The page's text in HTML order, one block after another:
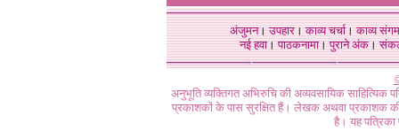
अंजुमन।उपहार।काव्य चर्चा।काव्य संगम
नई हवा। पाठकनामा। पुराने अंक।
अनुभूति व्यक्तिगत अभिरुचि की अव्यवसायिक
प्रकाशकों के पास सुरक्षित हैं। लेखक अथवा प्रकाशक की
है। यह पत्रिका